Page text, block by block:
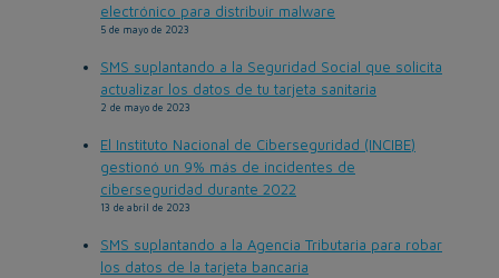
electrónico para distribuir malware
5 de mayo de 2023
SMS suplantando a la Seguridad Social que solicita
actualizar los datos de tu tarjeta sanitaria
2 de mayo de 2023
El Instituto Nacional de Ciberseguridad (INCIBE)
gestionó un 9% más de incidentes de
ciberseguridad durante 2022
13 de abril de 2023
SMS suplantando a la Agencia Tributaria para robar
los datos de la tarjeta bancaria